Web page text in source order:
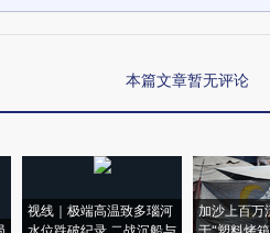
本篇文章暂无评论
视线｜极端高温致多瑙河
加沙上百万